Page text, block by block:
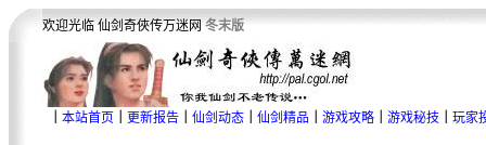
欢迎光临 仙剑奇俠传万迷网 冬末版
本站首页 更新报告｜ 仙剑动态｜ 仙剑精品 游戏攻略｜ 游戏秘技｜ 玩家